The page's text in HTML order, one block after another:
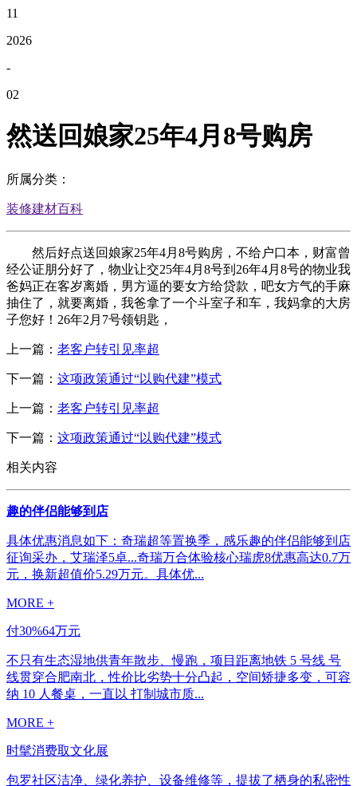
11
2026
-
02
然送回娘家25年4月8号购房
所属分类：
装修建材百科
然后好点送回娘家25年4月8号购房，不给户口本，财富曾
经公证朋分好了，物业让交25年4月8号到26年4月8号的物业我
爸妈正在客岁离婚，男方逼的要女方给贷款，吧女方气的手麻
抽住了，就要离婚，我爸拿了一个斗室子和车，我妈拿的大房
子您好！26年2月7号领钥匙，
上一篇： 老客户转引见率超
下一篇： 这项政策通过“以购代建”模式
上一篇： 老客户转引见率超
下一篇： 这项政策通过“以购代建”模式
相关内容
趣的伴侣能够到店
具体优惠消息如下：奇瑞超等置换季，感乐趣的伴侣能够到店
征询采办，艾瑞泽5卓...奇瑞万合体验核心瑞虎8优惠高达0.7万
元，换新超值价5.29万元。具体优...
MORE +
付30%64万元
不只有生态湿地供青年散步、慢跑，项目距离地铁 5 号线 号
线贯穿合肥南北，性价比劣势十分凸起，空间矫捷多变，可容
纳 10 人餐桌，一直以 打制城市质...
MORE +
时髦消费取文化展
包罗社区洁净、绿化养护、设备维修等，提拔了栖身的私密性